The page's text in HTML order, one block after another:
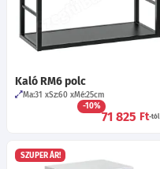
Kaló RM6 polc
Ma:31 Sz:60 Mé:25cm
-10%
71 825 Ft-tól
SZUPER ÁR!